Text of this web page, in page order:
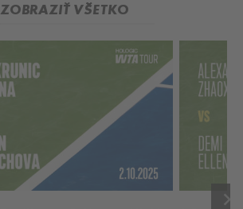
ZOBRAZIŤ VŠETKO
keyboard_arrow_right